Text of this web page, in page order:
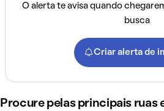
O alerta te avisa quando
busca
Criar alerta de
Procure pelas principais ruas